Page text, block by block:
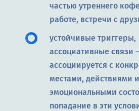
частью утреннего
работе, встречи с
устойчивые триггеры,
ассоциативные связи
ассоциируется с
местами, действиями
эмоциональными
попадание в эти